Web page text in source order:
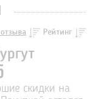
Рейтинг
скидки на